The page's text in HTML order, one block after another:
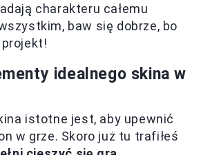
charakteru całemu
baw się dobrze, bo
idealnego skina w
istotne jest, aby upewnić
w grze. Skoro już tu trafiłeś